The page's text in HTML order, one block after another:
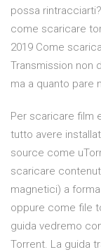
possa
come scaricare
2019 Come
Transmission non
ma a quanto pare
Per scaricare film
tutto avere
source come
scaricare
magnetici) a
oppure come file
guida vedremo
Torrent. La guida